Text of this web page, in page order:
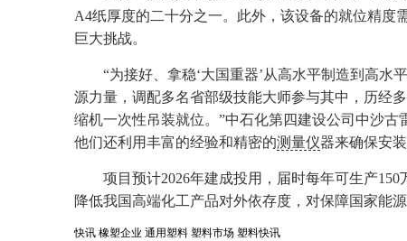
A4纸厚度的二十分之一。此外，该设备的就位精度
巨大挑战。
“为接好、拿稳‘大国重器’从高水平制造到高
源力量，调配多名省部级技能大师参与其中，历经
缩机一次性吊装就位。”中石化第四建设公司中沙
他们还利用丰富的经验和精密的测量仪器来确保安
项目预计2026年建成投用，届时每年可生产
降低我国高端化工产品对外依存度，对保障国家能
快讯 橡塑企业 通用塑料 塑料市场 塑料快讯